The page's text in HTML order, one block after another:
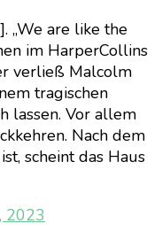
„We are like the
im HarperCollins
verließ Malcolm
tragischen
lassen. Vor allem
Nach dem
scheint das Haus
2023